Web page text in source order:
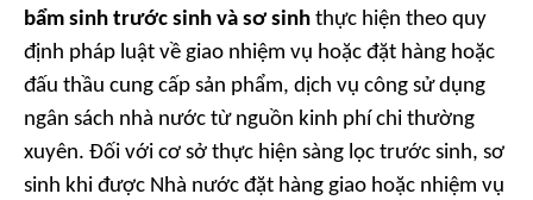
bẩm sinh trước sinh và sơ sinh thực hiện theo quy
định pháp luật về giao nhiệm vụ hoặc đặt hàng hoặc
đấu thầu cung cấp sản phẩm, dịch vụ công sử dụng
ngân sách nhà nước từ nguồn kinh phí chi thường
xuyên. Đối với cơ sở thực hiện sàng lọc trước sinh, sơ
sinh khi được Nhà nước đặt hàng giao hoặc nhiệm vụ